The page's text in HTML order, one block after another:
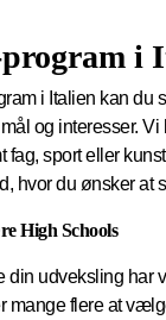
i
i Italien kan du
og interesser.
fag, sport eller
hvor du ønsker at
High Schools
udveksling har
flere at